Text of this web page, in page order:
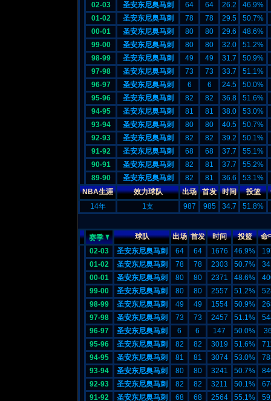
02-03
圣安东尼奥马刺 64 64 26.2
46.9%
01-02
圣安东尼奥马刺 78 78 29.5
50.7%
00-01
圣安东尼奥马刺 80 80 29.6
48.6%
99-00
圣安东尼奥马刺 80 80 32.0
51.2%
98-99
圣安东尼奥马刺 49 49 31.7
50.9%
97-98
圣安东尼奥马刺 73 73 33.7
51.1%
96-97
圣安东尼奥马刺 6 6 24.5
50.0%
95-96
圣安东尼奥马刺 82 82 36.8
51.6%
94-95
圣安东尼奥马刺 81 81 38.0
53.0%
93-94
圣安东尼奥马刺 80 80 40.5 50.7%
92-93
圣安东尼奥马刺 82 82 39.2
50.1%
91-92
圣安东尼奥马刺 68 68 37.7
55.1%
90-91
圣安东尼奥马刺 82 81 37.7
55.2%
89-90
圣安东尼奥马刺 82 81 36.6
53.1%
NBA生涯
效力球队 出场 首发 时间 投篮
14年
1支 987 985 34.7 51.8%
赛季 球队 出场 首发 时间 投篮
命
02-03
圣安东尼奥马刺 64 64 1676 46.9%
01-02
圣安东尼奥马刺 78 78 2303 50.7%
00-01
圣安东尼奥马刺 80 80 2371 48.6%
99-00
圣安东尼奥马刺 80 80 2557 51.2%
98-99
圣安东尼奥马刺 49 49 1554 50.9%
97-98
圣安东尼奥马刺 73 73 2457 51.1%
96-97
圣安东尼奥马刺 6 6 147 50.0%
95-96
圣安东尼奥马刺 82 82 3019 51.6%
94-95
圣安东尼奥马刺 81 81 3074 53.0%
93-94
圣安东尼奥马刺 80 80 3241 50.7%
92-93
圣安东尼奥马刺 82 82 3211 50.1%
91-92
圣安东尼奥马刺 68 68 2564 55.1%